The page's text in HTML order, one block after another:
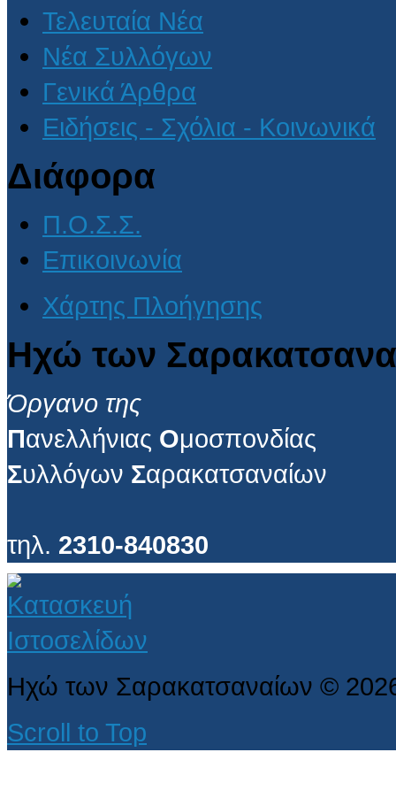
Τελευταία Νέα
Νέα Συλλόγων
Γενικά Άρθρα
Ειδήσεις - Σχόλια - Κοινωνικά
Διάφορα
Π.Ο.Σ.Σ.
Επικοινωνία
Χάρτης Πλοήγησης
Ηχώ των
Όργανο της
Πανελλήνιας Ομοσπονδίας
Συλλόγων Σαρακατσαναίων
τηλ. 2310-840830
Ηχώ των Σαρακατσαναίων ©
Scroll to Top